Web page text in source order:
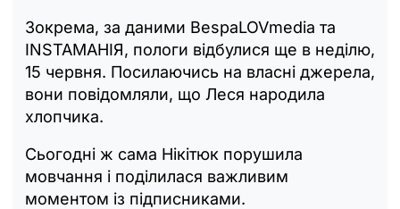
Зокрема, за даними BespaLOVmedia та
INSTAМАНІЯ, пологи відбулися ще в неділю,
15 червня. Посилаючись на власні джерела,
вони повідомляли, що Леся народила
хлопчика.
Сьогодні ж сама Нікітюк порушила
мовчання і поділилася важливим
моментом із підписниками.